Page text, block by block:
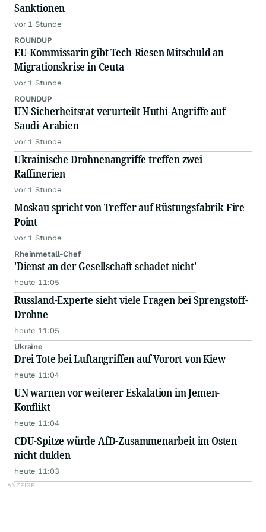
Sanktionen
vor 1 Stunde
ROUNDUP
EU-Kommissarin gibt Tech-Riesen Mitschuld an
Migrationskrise in Ceuta
vor 1 Stunde
ROUNDUP
UN-Sicherheitsrat verurteilt Huthi-Angriffe auf
Saudi-Arabien
vor 1 Stunde
Ukrainische Drohnenangriffe treffen zwei
Raffinerien
vor 1 Stunde
Moskau spricht von Treffer auf Rüstungsfabrik Fire
Point
vor 1 Stunde
Rheinmetall-Chef
'Dienst an der Gesellschaft schadet nicht'
heute 11:05
Russland-Experte sieht viele Fragen bei Sprengstoff-
Drohne
heute 11:05
Ukraine
Drei Tote bei Luftangriffen auf Vorort von Kiew
heute 11:04
UN warnen vor weiterer Eskalation im Jemen-
Konflikt
heute 11:04
CDU-Spitze würde AfD-Zusammenarbeit im Osten
nicht dulden
heute 11:03